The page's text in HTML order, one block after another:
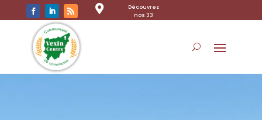

Découvrez
nos 33